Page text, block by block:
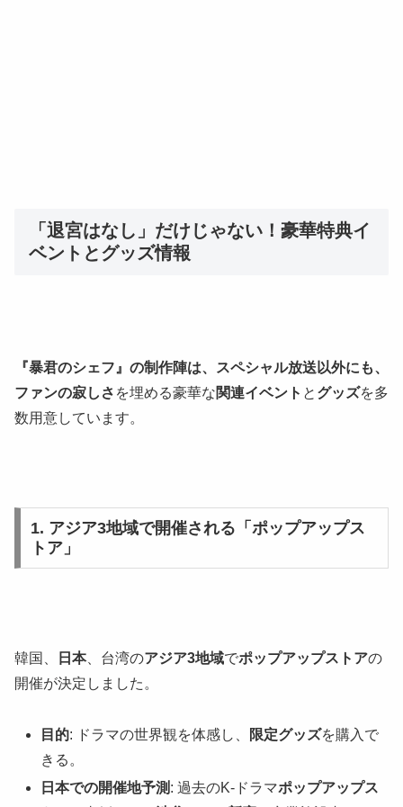
「退宮はなし」だけじゃない！豪華特典イ
ベントとグッズ情報
『暴君のシェフ』の制作陣は、スペシャル放送以外にも、
ファンの寂しさ を埋める豪華な関連イベント と グッズを多
数用意しています。
1. アジア3地域で開催される「ポップアップス
トア」
韓国、 日本、台湾のアジア3地域でポップアップストアの
開催が決定しました。
目的: ドラマの世界観を体感し、 限定グッズを購入で
きる。
日本での開催地予測 : 過去のK-ドラマポップアップス